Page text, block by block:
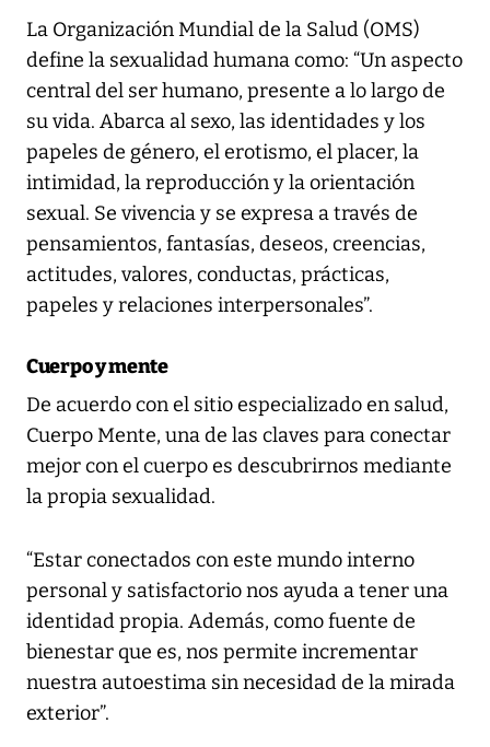
La Organización Mundial de la Salud (OMS)
define la sexualidad humana como: “Un aspecto
central del ser humano, presente a lo largo de
su vida. Abarca al sexo, las identidades y los
papeles de género, el erotismo, el placer, la
intimidad, la reproducción y la orientación
sexual. Se vivencia y se expresa a través de
pensamientos, fantasías, deseos, creencias,
actitudes, valores, conductas, prácticas,
papeles y relaciones interpersonales”.
Cuerpo y mente
De acuerdo con el sitio especializado en salud,
Cuerpo Mente, una de las claves para conectar
mejor con el cuerpo es descubrirnos mediante
la propia sexualidad.
“Estar conectados con este mundo interno
personal y satisfactorio nos ayuda a tener una
identidad propia. Además, como fuente de
bienestar que es, nos permite incrementar
nuestra autoestima sin necesidad de la mirada
exterior”.